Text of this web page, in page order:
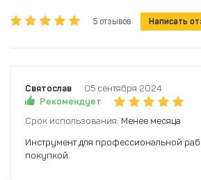
5 отзывов Написать
Святослав
05 сентября 2024
Рекомендует
Срок использования: Менее месяца
Инструмент для профессиональной
покупкой.